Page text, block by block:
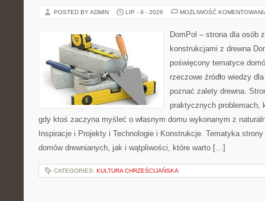
POSTED BY ADMIN LIP - 9 - 2026 MOŻLIWOŚĆ
DomPol – strona dla osób
konstrukcjami z drewna
poświęcony tematyce
rzeczowe źródło wiedzy
poznać zalety drewna.
praktycznych problemach,
gdy ktoś zaczyna myśleć o własnym domu wykonanym z
Inspiracje i Projekty i Technologie i Konstrukcje. Tematyka
domów drewnianych, jak i wątpliwości, które warto […]
CATEGORIES: KULTURA CHRZEŚCIJAŃSKA